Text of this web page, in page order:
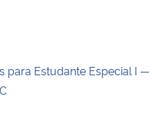
para Estudante Especial I —